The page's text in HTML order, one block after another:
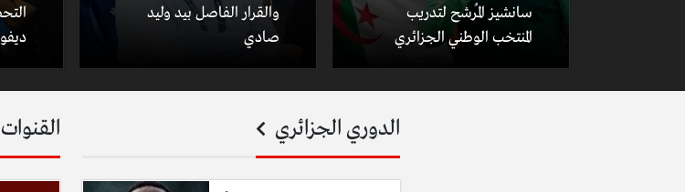
سانشيز المُرشح لتدريب
المنتخب الوطني الجزائري
والقرار الفاصل بيد وليد
صادي
الدوري الجزائري